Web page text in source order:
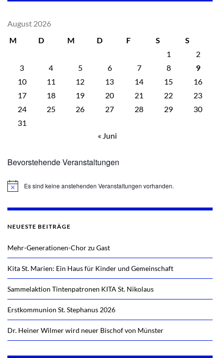
August 2026
M
D M D F S
S
1
2
3
4 5 6 7 8
9
10
11 12 13 14 15
16
17
18 19 20 21 22
23
24
25 26 27 28 29
30
31
« Juni
Bevorstehende Veranstaltungen
HinweisEs sind keine anstehenden Veranstaltungen vorhanden.
NEUESTE BEITRÄGE
Mehr-Generationen-Chor zu Gast
Kita St. Marien: Ein Haus für Kinder und Gemeinschaft
Sammelaktion Tintenpatronen KITA St. Nikolaus
Erstkommunion St. Stephanus 2026
Dr. Heiner Wilmer wird neuer Bischof von Münster